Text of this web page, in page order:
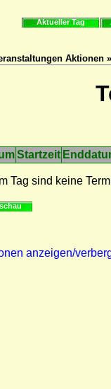
Aktueller Tag
Aktionen
Startzeit
Tag sind keine
anzeigen/